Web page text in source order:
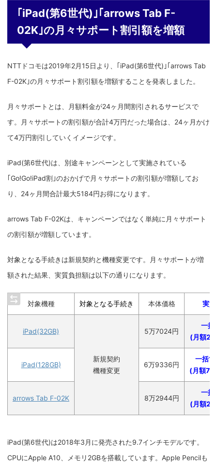
｢iPad(第6世代)｣｢arrows Tab F-
02K｣の月々サポート割引額を増額
NTTドコモは2019年2月15日より、｢iPad(第6世代)｣｢arrows Tab
F-02K｣の月々サポート割引額を増額することを発表しました。
月々サポートとは、月額料金が24ヶ月間割引されるサービスで
す。月々サポートの割引額が合計4万円だった場合は、24ヶ月かけ
て4万円割引していくイメージです。
iPad(第6世代)は、別途キャンペーンとして実施されている
｢Go!Go!iPad割｣のおかげで月々サポートの割引額が増額してお
り、24ヶ月間合計最大5184円お得になります。
arrows Tab F-02Kは、キャンペーンではなく単純に月々サポート
の割引額が増額しています。
対象となる手続きは新規契約と機種変更です。月々サポートが増
額された結果、実質負担額は以下の通りになります。
対象機種 対象となる手続き 本体価格 実
iPad(32GB)
新規契約
機種変更
5万7024円
一括
(月額
iPad(128GB) 6万9336円
一括1
(月額
arrows Tab F-02K 8万2944円
一括
(月額
iPad(第6世代)は2018年3月に発売された9.7インチモデルです。
CPUにApple A10、メモリ2GBを搭載しています。Apple Pencilも